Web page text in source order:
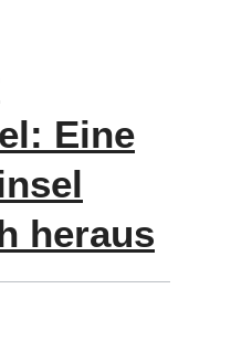
Eine
heraus